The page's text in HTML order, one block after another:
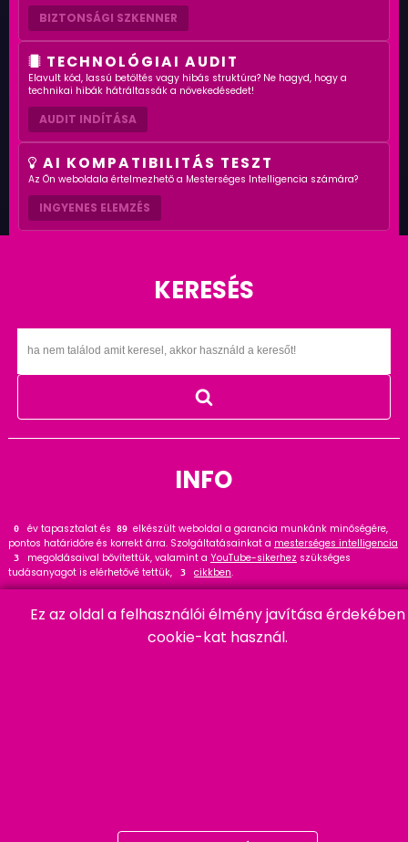
BIZTONSÁGI SZKENNER
TECHNOLÓGIAI AUDIT
Elavult kód, lassú betöltés vagy hibás struktúra? Ne hagyd, hogy a
technikai hibák hátráltassák a növekedésedet!
AUDIT INDÍTÁSA
AI KOMPATIBILITÁS TESZT
Az Ön weboldala értelmezhető a Mesterséges Intelligencia számára?
INGYENES ELEMZÉS
KERESÉS
INFO
0 év tapasztalat és 110 elkészült weboldal a garancia munkánk minőségére,
pontos határidőre és korrekt árra. Szolgáltatásainkat a mesterséges intelligencia
3 megoldásaival bővítettük, valamint a YouTube-sikerhez szükséges
tudásanyagot is elérhetővé tettük,
3 cikkben.
szakértőként ajánlom a 20 cikket és bővítményt.
Ez az oldal a felhasználói élmény javítása érdekében
cookie-kat használ.